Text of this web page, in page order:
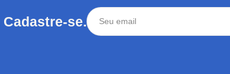
Cadastre-se.